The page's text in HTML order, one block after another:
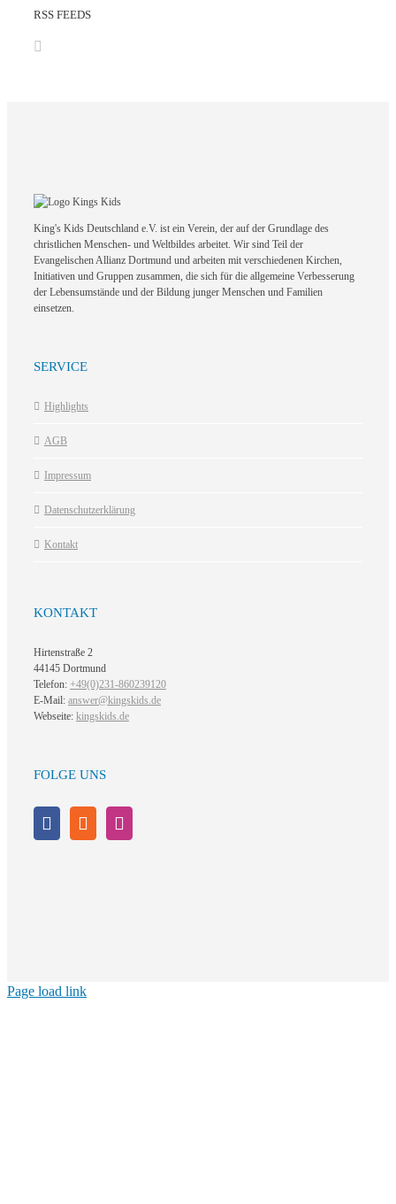
RSS FEEDS
King's Kids Deutschland e.V. ist ein Verein, der auf der Grundlage des
christlichen Menschen- und Weltbildes arbeitet. Wir sind Teil der
Evangelischen Allianz Dortmund und arbeiten mit verschiedenen Kirchen,
Initiativen und Gruppen zusammen, die sich für die allgemeine Verbesserung
der Lebensumstände und der Bildung junger Menschen und Familien
einsetzen.
SERVICE
Highlights
AGB
Impressum
Datenschutzerklärung
Kontakt
KONTAKT
Hirtenstraße 2
44145 Dortmund
Telefon: +49(0)231-860239120
E-Mail: answer@kingskids.de
Webseite: kingskids.de
FOLGE UNS
Page load link